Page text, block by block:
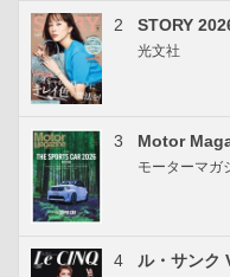
2 STORY
光文社
3 Motor
モーターマガ
4 ル・サンク